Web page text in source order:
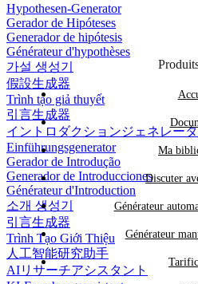
Hypothesen-Generator
Gerador de Hipóteses
Generador de hipótesis
Générateur d'hypothèses
가설 생성기
假設生成器
Trình tạo giả thuyết
引言生成器
イントロダクションジェネレー
Einführungsgenerator
Gerador de Introdução
Generador de Introducciones
Générateur d'Introduction
소개 생성기
引言生成器
Trình Tạo Giới Thiệu
人工智能研究助手
AIリサーチアシスタント
Ma
Discuter
Générateur
Générateur